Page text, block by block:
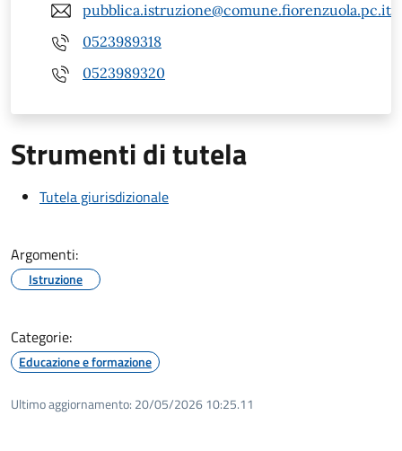
pubblica.istruzione@comune.fiorenzuola.pc.it
0523989318
0523989320
Strumenti di tutela
Tutela giurisdizionale
Argomenti:
Istruzione
Categorie:
Educazione e formazione
Ultimo aggiornamento: 20/05/2026 10:25.11